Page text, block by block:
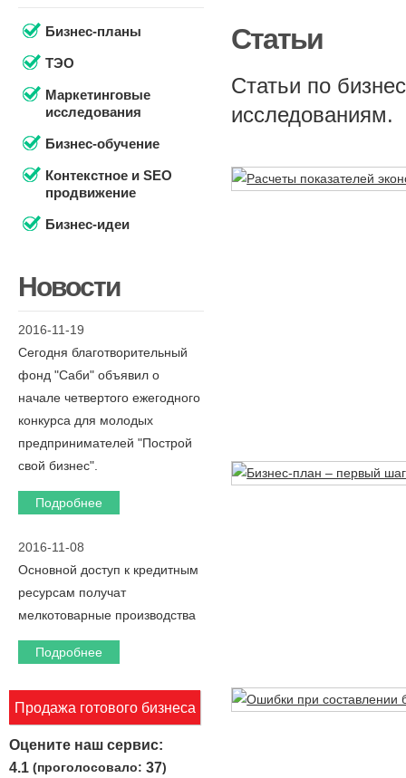
Бизнес-планы
ТЭО
Маркетинговые
исследования
Бизнес-обучение
Контекстное и SEO
продвижение
Бизнес-идеи
Новости
2016-11-19
Сегодня благотворительный
фонд "Саби" объявил о
начале четвертого ежегодного
конкурса для молодых
предпринимателей "Построй
свой бизнес".
Подробнее
2016-11-08
Основной доступ к кредитным
ресурсам получат
мелкотоварные производства
Подробнее
Продажа готового бизнеса
Оцените наш сервис:
4.1 (проголосовало:37)
Статьи
Статьи по
исследованиям.